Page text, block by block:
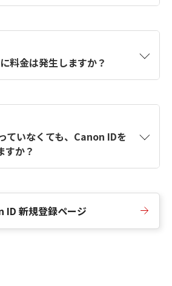
スから取得します。アカウントを
るように、この情報を使用して
フォームを入力します。
料金は発生しますか？
ていなくても、Canon IDを
すか？
ID 新規登録ページ